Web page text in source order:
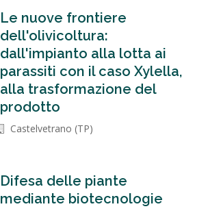
Le nuove frontiere
dell'olivicoltura:
dall'impianto alla lotta ai
parassiti con il caso Xylella,
alla trasformazione del
prodotto
Castelvetrano (TP)
Difesa delle piante
mediante biotecnologie